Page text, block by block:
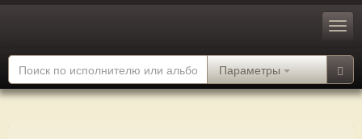
Параметры